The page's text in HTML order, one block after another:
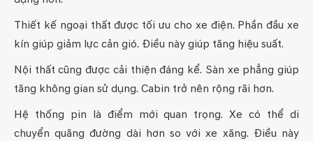
Thiết kế ngoại thất được tối ưu cho xe điện. Phần đầu xe
kín giúp giảm lực cản gió. Điều này giúp tăng hiệu suất.
Nội thất cũng được cải thiện đáng kể. Sàn xe phẳng giúp
tăng không gian sử dụng. Cabin trở nên rộng rãi hơn.
Hệ thống pin là điểm mới quan trọng. Xe có thể di
chuyển quãng đường dài hơn so với xe xăng. Điều này